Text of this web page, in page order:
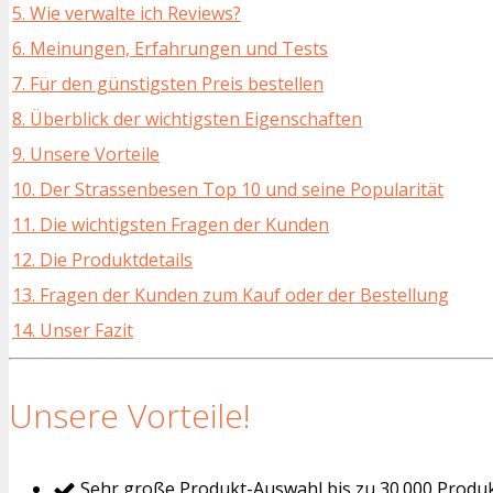
5. Wie verwalte ich Reviews?
6. Meinungen, Erfahrungen und Tests
7. Für den günstigsten Preis bestellen
8. Überblick der wichtigsten Eigenschaften
9. Unsere Vorteile
10. Der Strassenbesen Top 10 und seine Popularität
11. Die wichtigsten Fragen der Kunden
12. Die Produktdetails
13. Fragen der Kunden zum Kauf oder der Bestellung
14. Unser Fazit
Unsere Vorteile!